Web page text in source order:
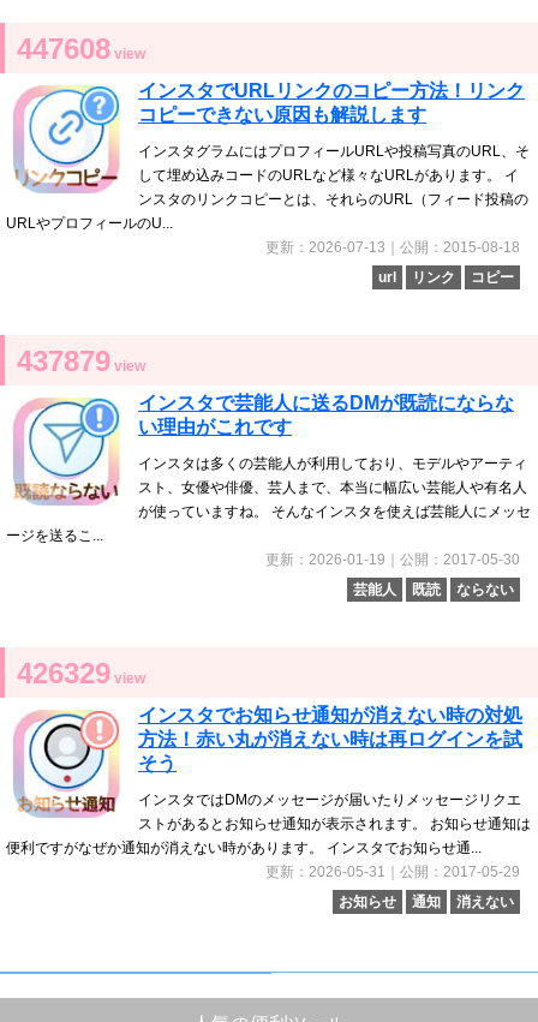
447608 view
インスタでURLリンクのコピー方法！リンク
コピーできない原因も解説します
インスタグラムにはプロフィールURLや投稿写真のURL、そ
して埋め込みコードのURLなど様々なURLがあります。 イ
ンスタのリンクコピーとは、それらのURL（フィード投稿の
URLやプロフィールのU...
更新：2026-07-13｜公開：2015-08-18
url
リンク コピー
437879 view
インスタで芸能人に送るDMが既読にならな
い理由がこれです
インスタは多くの芸能人が利用しており、モデルやアーティ
スト、女優や俳優、芸人まで、本当に幅広い芸能人や有名人
が使っていますね。 そんなインスタを使えば芸能人にメッセ
ージを送るこ...
更新：2026-01-19｜公開：2017-05-30
芸能人
既読 ならない
426329 view
インスタでお知らせ通知が消えない時の対処
方法！赤い丸が消えない時は再ログインを試
そう
インスタではDMのメッセージが届いたりメッセージリクエ
ストがあるとお知らせ通知が表示されます。 お知らせ通知は
便利ですがなぜか通知が消えない時があります。 インスタでお知らせ通...
更新：2026-05-31｜公開：2017-05-29
お知らせ
通知 消えない